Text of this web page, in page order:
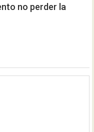
no perder la